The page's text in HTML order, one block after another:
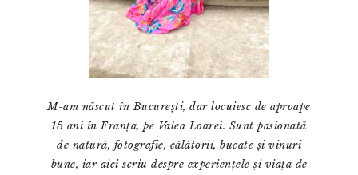
M-am născut în București, dar locuiesc de aproape
15 ani în Franța, pe Valea Loarei. Sunt pasionată
de natură, fotografie, călătorii, bucate și vinuri
bune, iar aici scriu despre experiențele și viața de